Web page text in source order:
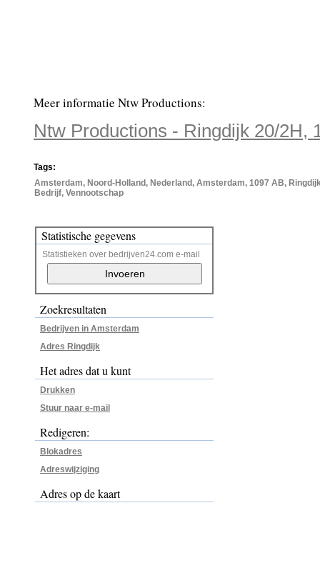
Meer informatie Ntw Productions:
Ntw Productions - Ringdijk 20/2H,
Tags:
Amsterdam, Noord-Holland, Nederland, Amsterdam, 1097 AB,
Bedrijf, Vennootschap
Statistische gegevens
Statistieken over bedrijven24.com e-mail
Zoekresultaten
Bedrijven in Amsterdam
Adres Ringdijk
Het adres dat u kunt
Drukken
Stuur naar e-mail
Redigeren:
Blokadres
Adreswijziging
Adres op de kaart